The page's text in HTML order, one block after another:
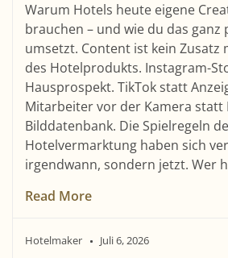
Warum Hotels heute eigene
brauchen – und wie du das ganz
umsetzt. Content ist kein Zusatz
des Hotelprodukts. Instagram-
Hausprospekt. TikTok statt
Mitarbeiter vor der Kamera statt
Bilddatenbank. Die Spielregeln
Hotelvermarktung haben sich
irgendwann, sondern jetzt. Wer
Read More
Hotelmaker Juli 6, 2026